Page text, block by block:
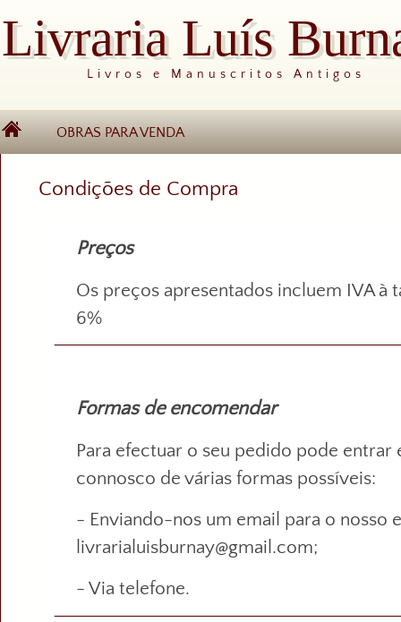
Livraria Luís
Livros e Manuscritos Antigos
OBRAS PARA VENDA
Condições de Compra
Preços
Os preços apresentados incluem IVA à
6%
Formas de encomendar
Para efectuar o seu pedido pode entrar
connosco de várias formas possíveis:
- Enviando-nos um email para o nosso
livrarialuisburnay@gmail.com;
- Via telefone.